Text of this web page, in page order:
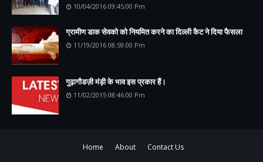
10/04/2016 09:45:00 Pm
ग्रामीण डाक सेवको को नियमित करने का दिल्ली कैट ने दिया फैसला
11/19/2016 08:59:00 Pm
गुढ़ागौडज़ी मंड़ी के भाव इस प्रकार हैं।
11/02/2015 08:46:00 Pm
Home About
Contact Us